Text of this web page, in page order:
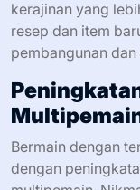
kerajinan yang
resep dan item
pembangunan
Bermain dengan
dengan